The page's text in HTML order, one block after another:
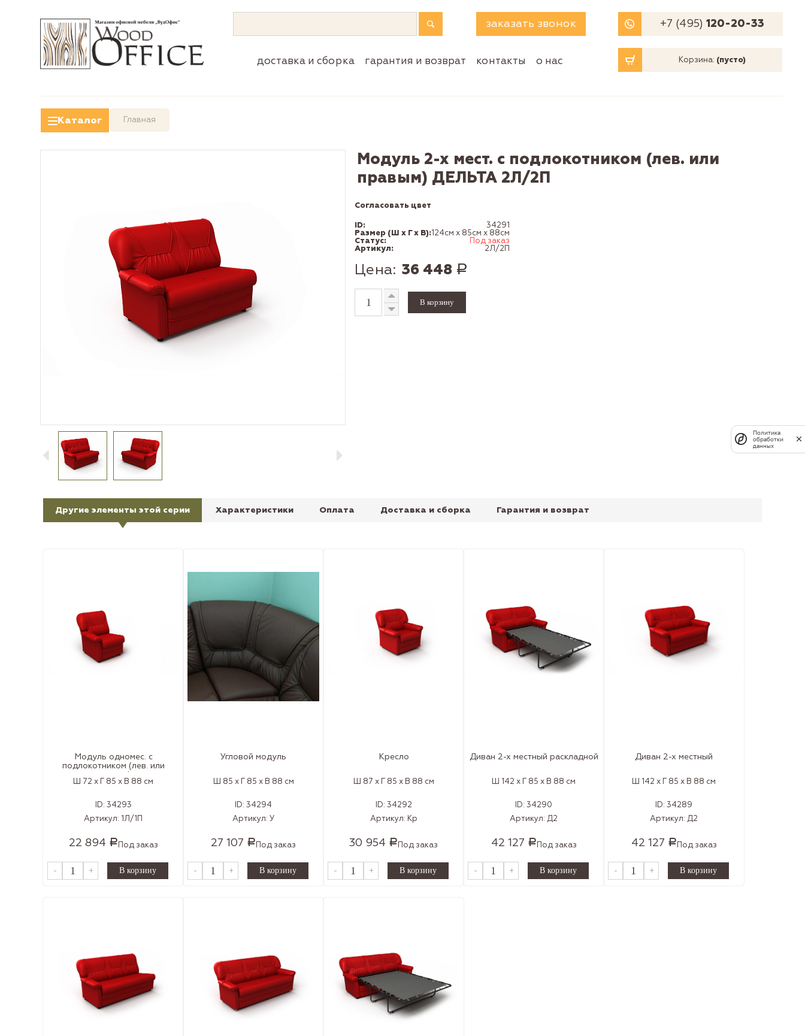
заказать звонок +7 (495)120-20-33
доставка и сборка гарантия и возврат контакты о нас Корзина: (пусто)
Каталог Главная
Модуль 2-х мест. с подлокотником (лев. или
правым) ДЕЛЬТА 2Л/2П
Согласовать цвет
ID:
34291
Размер (Ш x Г x В):124см x 85см x 88см
Статус:
Под заказ
Артикул:
2Л/2П
Цена: 36 448 Р
Другие элементы этой серии Характеристики Оплата Доставка и сборка Гарантия и возврат
Модуль одномес. с
подлокотником (лев. или
правым)
Ш 72 x Г 85 x В 88 см
ID: 34293
Артикул: 1Л/1П
22 894 Р Под заказ
- +
Угловой модуль
Ш 85 x Г 85 x В 88 см
ID: 34294
Артикул: У
27 107 Р Под заказ
- +
Кресло
Ш 87 x Г 85 x В 88 см
ID: 34292
Артикул: Кр
30 954 Р Под заказ
- +
Диван 2-х местный раскладной
Ш 142 x Г 85 x В 88 см
ID: 34290
Артикул: Д2
42 127 Р Под заказ
- +
Диван 2-х местный
Ш 142 x Г 85 x В 88 см
ID: 34289
Артикул: Д2
42 127 Р Под заказ
- +
Политика
обработки
данных